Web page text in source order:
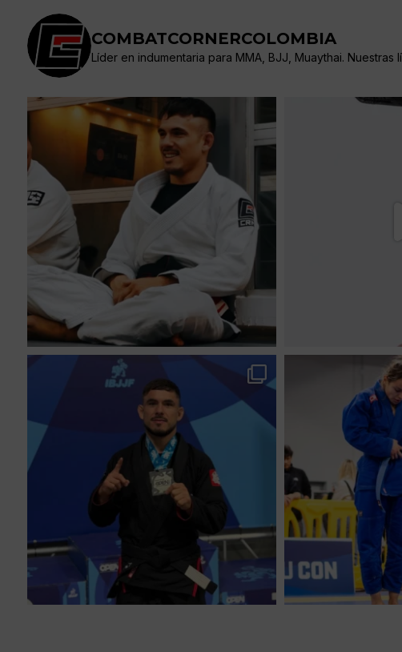
COMBATCORNERCOLOMBIA
Líder en indumentaria para MMA, BJJ, Muaythai.